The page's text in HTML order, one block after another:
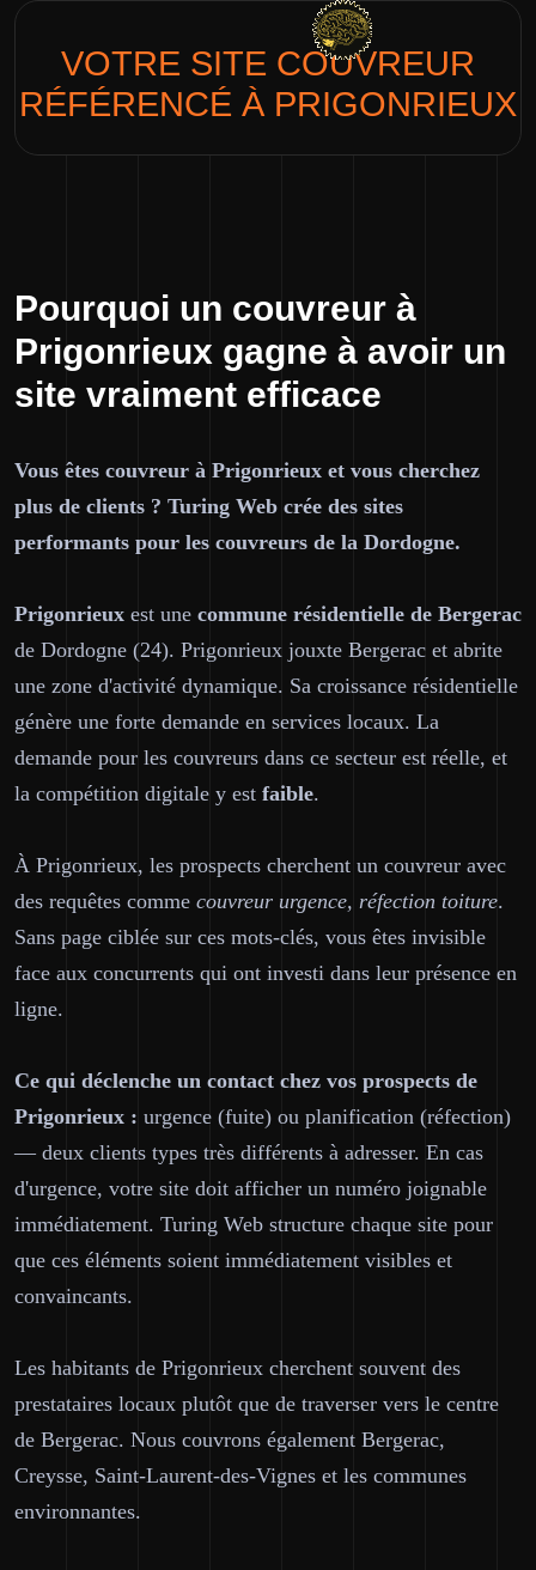
VOTRE SITE COUVREUR
RÉFÉRENCÉ À PRIGONRIEUX
Pourquoi un couvreur à
Prigonrieux gagne à avoir un
site vraiment efficace
Vous êtes couvreur à Prigonrieux et vous cherchez
plus de clients ? Turing Web crée des sites
performants pour les couvreurs de la Dordogne.
Prigonrieux est une commune résidentielle de Bergerac
de Dordogne (24). Prigonrieux jouxte Bergerac et abrite
une zone d'activité dynamique. Sa croissance résidentielle
génère une forte demande en services locaux. La
demande pour les couvreurs dans ce secteur est réelle, et
la compétition digitale y est faible.
À Prigonrieux, les prospects cherchent un couvreur avec
des requêtes comme couvreur urgence, réfection toiture.
Sans page ciblée sur ces mots-clés, vous êtes invisible
face aux concurrents qui ont investi dans leur présence en
ligne.
Ce qui déclenche un contact chez vos prospects de
Prigonrieux : urgence (fuite) ou planification (réfection)
— deux clients types très différents à adresser. En cas
d'urgence, votre site doit afficher un numéro joignable
immédiatement. Turing Web structure chaque site pour
que ces éléments soient immédiatement visibles et
convaincants.
Les habitants de Prigonrieux cherchent souvent des
prestataires locaux plutôt que de traverser vers le centre
de Bergerac. Nous couvrons également Bergerac,
Creysse, Saint-Laurent-des-Vignes et les communes
environnantes.